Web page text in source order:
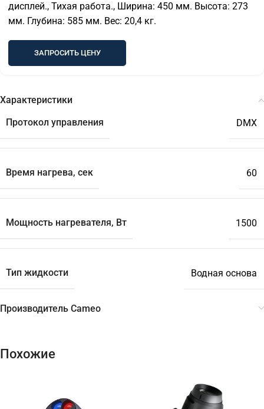
дисплей., Тихая работа., Ширина: 450 мм. Высота: 273
мм. Глубина: 585 мм. Вес: 20,4 кг.
ЗАПРОСИТЬ ЦЕНУ
Характеристики
Протокол управления
DMX
Время нагрева, сек 60
Мощность нагревателя, Вт 1500
Тип жидкости Водная основа
Производитель Cameo
Похожие